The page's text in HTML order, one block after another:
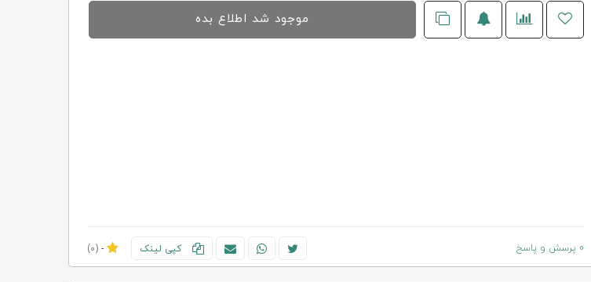
موجود شد اطلاع بده
0 پرسش و پاسخ کپی لینک -
(0)